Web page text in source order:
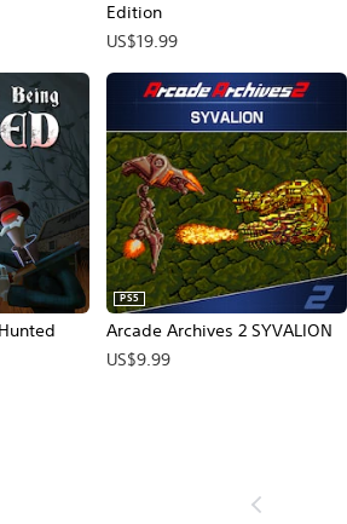
Edition
US$19.99
Arcade Archives 2 SYVALION
PS5
US$9.99